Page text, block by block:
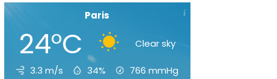
Paris
24°C Clear sky
3.3 m/s 34% 766 mmHg